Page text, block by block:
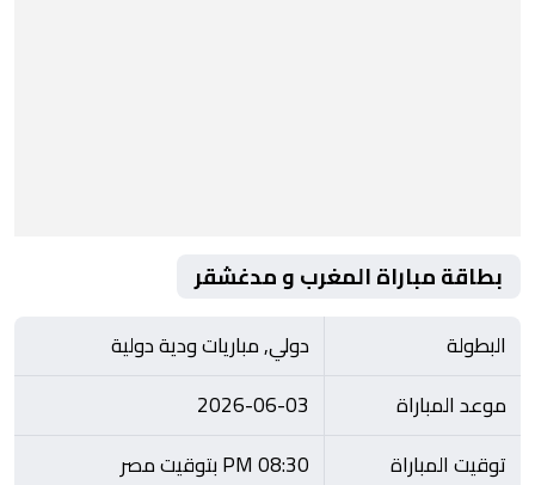
بطاقة مباراة المغرب و مدغشقر
البطولة
دولي, مباريات ودية دولية
موعد المباراة
2026-06-03
توقيت المباراة
08:30 PM بتوقيت مصر